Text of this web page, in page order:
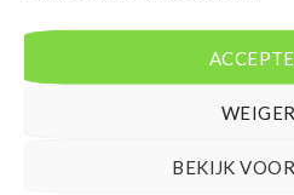
BEKIJK
continu vergeleken met
hebt.
Puck Snoeren/